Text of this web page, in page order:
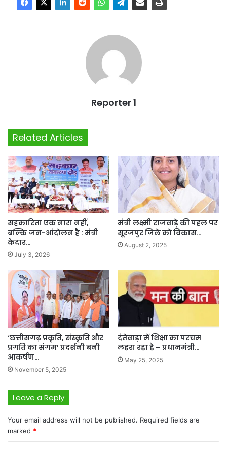
Reporter 1
Related Articles
सहकारिता एक नारा नहीं,
बल्कि जन-आंदोलन है : मंत्री
केदार…
July 3, 2026
मंत्री लक्ष्मी राजवाड़े की पहल पर
सूरजपुर जिले को विकास…
August 2, 2025
‘छत्तीसगढ़ प्रकृति, संस्कृति और
प्रगति का संगम’ प्रदर्शनी बनी
आकर्षण…
November 5, 2025
दंतेवाड़ा में शिक्षा का परचम
लहरा रहा है – प्रधानमंत्री…
May 25, 2025
Leave a Reply
Your email address will not be published. Required fields are
marked *